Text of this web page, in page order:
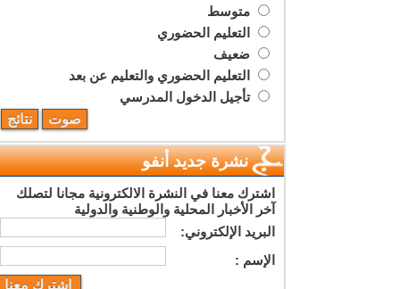
متوسط
التعليم الحضوري
ضعيف
التعليم الحضوري والتعليم عن بعد
تأجيل الدخول المدرسي
نشرة جديد أنفو
اشترك معنا في النشرة الالكترونية مجانا لتصلك
آخر الأخبار المحلية والوطنية والدولية
البريد اﻹلكتروني:
اﻹسم :